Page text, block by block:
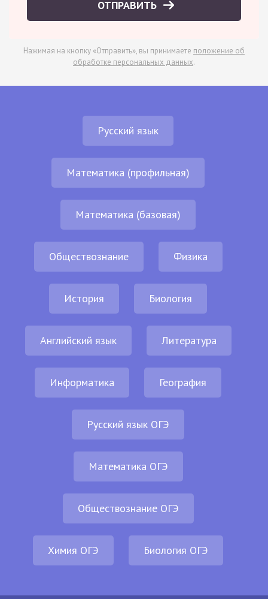
ОТПРАВИТЬ
Нажимая на кнопку «Отправить», вы принимаете положение об
обработке персональных данных.
Русский язык
Математика (профильная)
Математика (базовая)
Обществознание Физика
История Биология
Английский язык Литература
Информатика География
Русский язык ОГЭ
Математика ОГЭ
Обществознание ОГЭ
Химия ОГЭ Биология ОГЭ